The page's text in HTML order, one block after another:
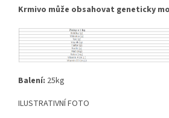
Krmivo může obsahovat geneticky
Balení: 25kg
ILUSTRATIVNÍ FOTO